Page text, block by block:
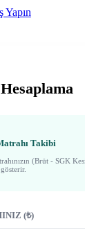
Yapın
Takibi
(Brüt - SGK
gösterir.
(₺)